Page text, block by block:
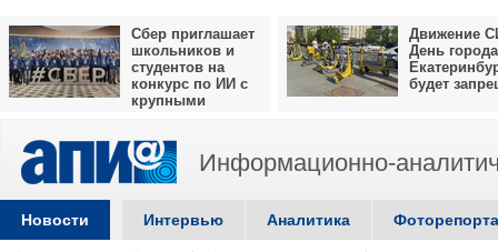
Сбер приглашает
школьников и
студентов на
конкурс по ИИ с
крупными
Движение
День города
будет
Информационно-
Новости Интервью Аналитика